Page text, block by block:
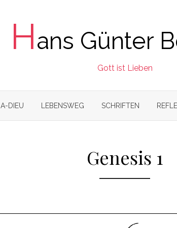
Hans Günter
Gott ist Lieben
A-DIEU LEBENSWEG SCHRIFTEN
Genesis 1